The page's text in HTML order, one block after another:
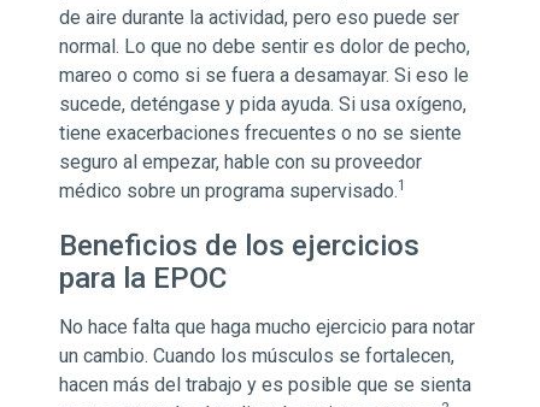
de aire durante la actividad, pero eso puede ser
normal. Lo que no debe sentir es dolor de pecho,
mareo o como si se fuera a desamayar. Si eso le
sucede, deténgase y pida ayuda. Si usa oxígeno,
tiene exacerbaciones frecuentes o no se siente
seguro al empezar, hable con su proveedor
médico sobre un programa supervisado.1
Beneficios de los ejercicios
para la EPOC
No hace falta que haga mucho ejercicio para notar
un cambio. Cuando los músculos se fortalecen,
hacen más del trabajo y es posible que se sienta